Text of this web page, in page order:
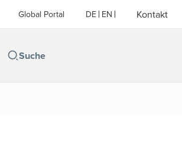
Global Portal DE EN Kontakt